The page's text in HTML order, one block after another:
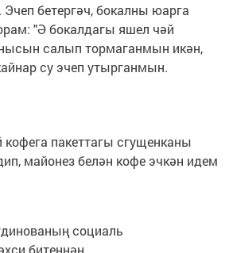
бетергәч, бокалны юарга
"Ә бокалдагы яшел чәй
салып тормаганмын икән,
су эчеп утырганмын.
кофега пакеттагы сгущенканы
майонез белән кофе эчкән идем
социаль
битеннән.